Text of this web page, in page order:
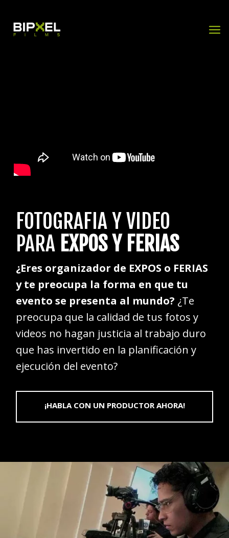
FOTOGRAFIA Y VIDEO
PARA EXPOS Y FERIAS
¿Eres organizador de EXPOS o FERIAS
y te preocupa la forma en que tu
evento se presenta al mundo? ¿Te
preocupa que la calidad de tus fotos y
videos no hagan justicia al trabajo duro
que has invertido en la planificación y
ejecución del evento?
¡HABLA CON UN PRODUCTOR AHORA!